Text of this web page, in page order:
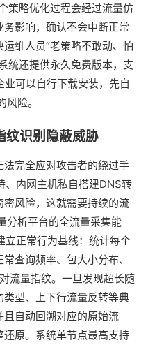
策略优化过程会经过流量仿
影响，确认不会中断正常
维人员“老策略不敢动、怕
统还提供永久免费版本，支
可以自行下载安装，先自
险。
纹识别隐蔽威胁
完全应对攻击者的绕过手
内网主机私自搭建DNS转
风险，这就需要持续的流
分析平台的全流量采集能
立正常行为基线：统计每个
查询频率、包大小分布、
流量指纹。一旦发现超长随
型、上下行流量反转等典
自动回溯对应的原始流
原。系统单节点最高支持